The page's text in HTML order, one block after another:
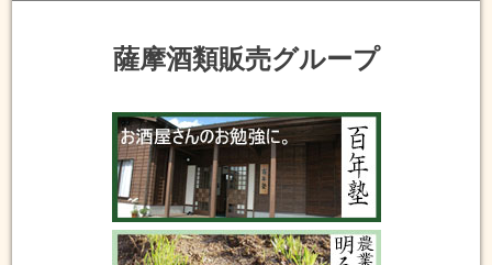
薩摩酒類販売グループ